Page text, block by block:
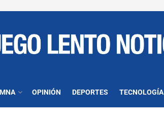
OPINIÓN DEPORTES TECNOLOGÍA